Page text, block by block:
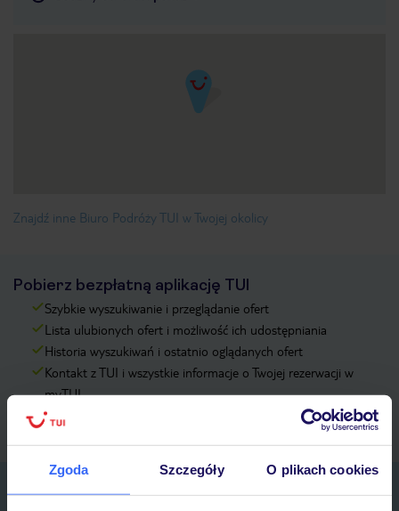
Zgoda Szczegóły O plikach cookies
Znajdź inne Biuro Podróży TUI w Twojej okolicy
Pobierz bezpłatną aplikację TUI
Szybkie wyszukiwanie i przeglądanie ofert
Lista ulubionych ofert i możliwość ich udostępniania
Historia wyszukiwań i ostatnio oglądanych ofert
Kontakt z TUI i wszystkie informacje o Twojej rezerwacji w
myTUI
Zapisz się do newslettera